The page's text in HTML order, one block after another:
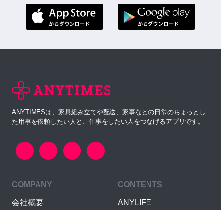
ANYTIMESは、家具組み立てや配送、家事などの日常のちょっとし
た用事を依頼したい人と、仕事をしたい人をつなげるアプリです。
COMPANY
会社概要
CONTENTS
ANYLIFE